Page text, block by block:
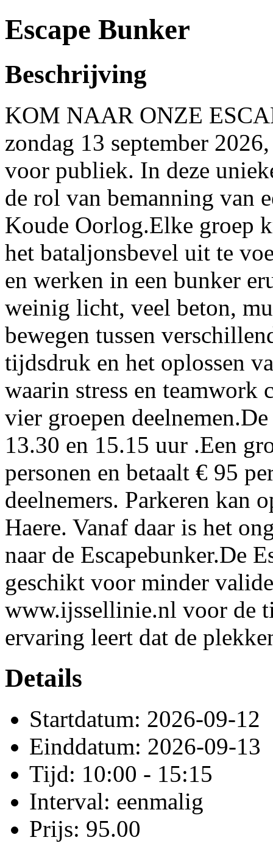
Escape Bunker
Beschrijving
KOM NAAR ONZE
zondag 13 september
voor publiek. In deze
de rol van bemanning van
Koude Oorlog.Elke groep
het bataljonsbevel uit te
en werken in een bunker
weinig licht, veel beton,
bewegen tussen
tijdsdruk en het oplossen
waarin stress en teamwork
vier groepen
13.30 en 15.15 uur .Een
personen en betaalt € 95
deelnemers. Parkeren kan
Haere. Vanaf daar is het
naar de Escapebunker.De
geschikt voor minder
www.ijssellinie.nl voor de
ervaring leert dat de
Details
Startdatum: 2026-09-12
Einddatum: 2026-09-13
Tijd: 10:00 - 15:15
Interval: eenmalig
Prijs: 95.00